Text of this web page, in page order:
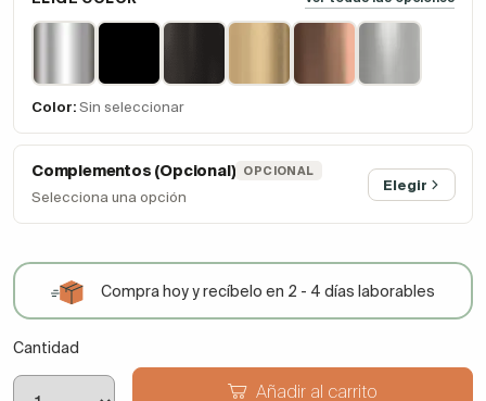
Color: Sin seleccionar
Complementos (Opcional) OPCIONAL
Selecciona una opción
Elegir
Compra hoy y recíbelo en 2 - 4 días laborables
Cantidad
Añadir al carrito